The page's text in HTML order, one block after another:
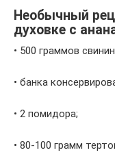
Необычный
духовке с
• 500 граммов
• банка
• 2 помидора;
• 80-100 грамм